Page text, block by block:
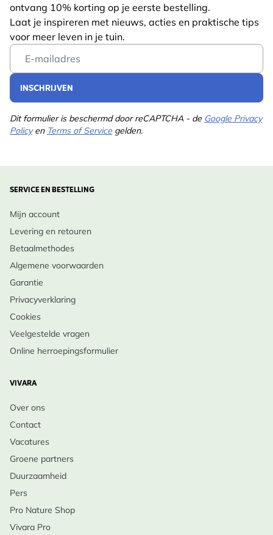
toeneemt.
ontvang 10% korting op je eerste bestelling.
Laat je inspireren met nieuws, acties en praktische tips
voor meer leven in je tuin.
Email Address
INSCHRIJVEN
Dit formulier is beschermd door reCAPTCHA - de Google Privacy
Policyen Terms of Service gelden.
SERVICE EN BESTELLING
Mijn account
Levering en retouren
Betaalmethodes
Algemene voorwaarden
Garantie
Privacyverklaring
Cookies
Veelgestelde vragen
Online herroepingsformulier
VIVARA
Over ons
Contact
Vacatures
Groene partners
Duurzaamheid
Pers
Pro Nature Shop
Vivara Pro